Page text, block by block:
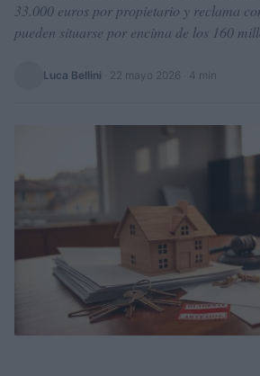
33.000 euros por propietario y reclama
pueden situarse por encima de los 160
Luca Bellini 22 mayo 2026 · 4 min